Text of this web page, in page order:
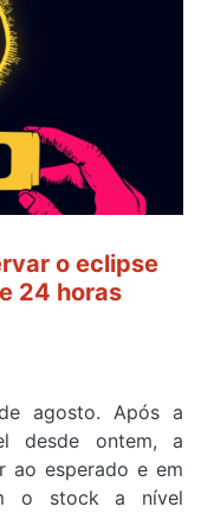
o eclipse
24 horas
agosto. Após a
desde ontem, a
ao esperado e em
o stock a nível